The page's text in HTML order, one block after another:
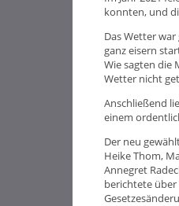
konnten, und
Das Wetter
ganz eisern
Wie sagten die
Wetter nicht
Anschließend
einem
Der neu
Heike Thom,
Annegret
berichtete über